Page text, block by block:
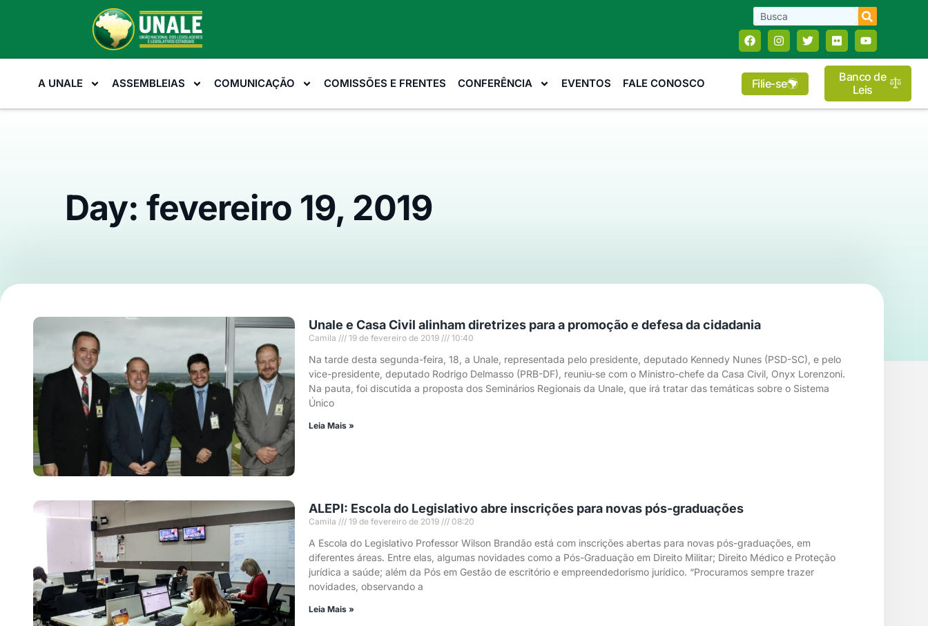
A UNALE ASSEMBLEIAS COMUNICAÇÃO COMISSÕES E FRENTES CONFERÊNCIA EVENTOS FALE CONOSCO Filie-se
Banco de
Leis
Day: fevereiro 19, 2019
Unale e Casa Civil alinham diretrizes para a promoção e defesa da cidadania
Camila 19 de fevereiro de 2019 10:40
Na tarde desta segunda-feira, 18, a Unale, representada pelo presidente, deputado Kennedy Nunes (PSD-SC), e pelo
vice-presidente, deputado Rodrigo Delmasso (PRB-DF), reuniu-se com o Ministro-chefe da Casa Civil, Onyx Lorenzoni.
Na pauta, foi discutida a proposta dos Seminários Regionais da Unale, que irá tratar das temáticas sobre o Sistema
Único
Leia Mais »
ALEPI: Escola do Legislativo abre inscrições para novas pós-graduações
Camila 19 de fevereiro de 2019 08:20
A Escola do Legislativo Professor Wilson Brandão está com inscrições abertas para novas pós-graduações, em
diferentes áreas. Entre elas, algumas novidades como a Pós-Graduação em Direito Militar; Direito Médico e Proteção
jurídica a saúde; além da Pós em Gestão de escritório e empreendedorismo jurídico. “Procuramos sempre trazer
novidades, observando a
Leia Mais »